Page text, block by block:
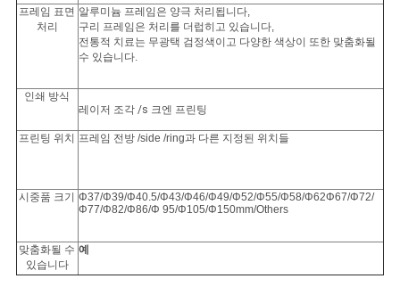
프레임 표면
처리
알루미늄 프레임은 양극 처리됩니다,
구리 프레임은 처리를 더럽히고 있습니다,
전통적 치료는 무광택 검정색이고 다양한 색상이 또한 맞춤화될
수 있습니다.
인쇄 방식
레이저 조각/s 크엔 프린팅
프린팅 위치 프레임 전방 /side /ring과 다른 지정된 위치들
시중품 크기
Φ37/Φ39/Φ40.5/Φ43/Φ46/Φ49/Φ52/Φ55/Φ58/Φ62Φ67/Φ72/
Φ77/Φ82/Φ86/Φ 95/Φ105/Φ150mm/Others
맞춤화될 수
있습니다
예